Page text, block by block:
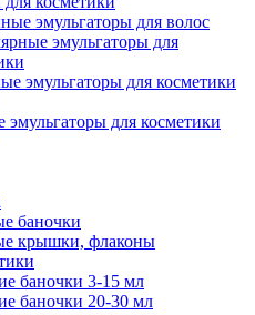
эмульгаторы для волос
эмульгаторы для
эмульгаторы для косметики
для косметики
баночки
крышки, флаконы
баночки 3-15 мл
баночки 20-30 мл